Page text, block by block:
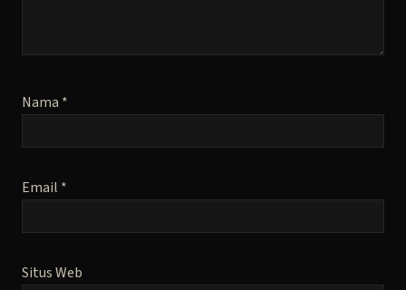
Nama *
Email *
Situs Web